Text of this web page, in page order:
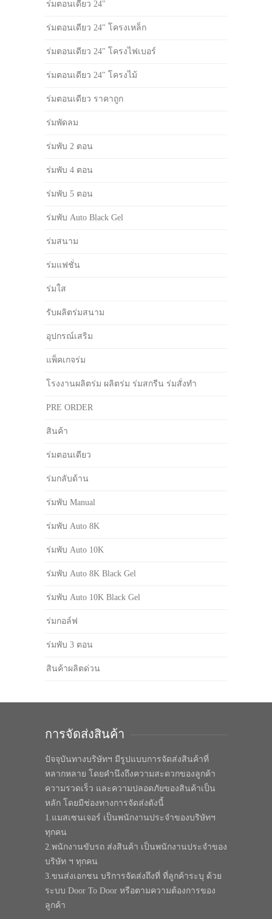
ร่มตอนเดียว 24"
ร่มตอนเดียว 24" โครงเหล็ก
ร่มตอนเดียว 24" โครงไฟเบอร์
ร่มตอนเดียว 24" โครงไม้
ร่มตอนเดียว ราคาถูก
ร่มพัดลม
ร่มพับ 2 ตอน
ร่มพับ 4 ตอน
ร่มพับ 5 ตอน
ร่มพับ Auto Black Gel
ร่มสนาม
ร่มแฟชั่น
ร่มใส
รับผลิตร่มสนาม
อุปกรณ์เสริม
แพ็คเกจร่ม
โรงงานผลิตร่ม ผลิตร่ม ร่มสกรีน ร่มสั่งทำ
PRE ORDER
สินค้า
ร่มตอนเดียว
ร่มกลับด้าน
ร่มพับ Manual
ร่มพับ Auto 8K
ร่มพับ Auto 10K
ร่มพับ Auto 8K Black Gel
ร่มพับ Auto 10K Black Gel
ร่มกอล์ฟ
ร่มพับ 3 ตอน
สินค้าผลิตด่วน
การจัดส่งสินค้า
ปัจจุบันทางบริษัทฯ มีรูปแบบการจัดส่งสินค้าที่
หลากหลาย โดยคำนึงถึงความสะดวกของลูกค้า
ความรวดเร็ว และความปลอดภัยของสินค้าเป็น
หลัก โดยมีช่องทางการจัดส่งดังนี้
1.แมสเซนเจอร์ เป็นพนักงานประจำของบริษัทฯ
ทุกคน
2.พนักงานขับรถ ส่งสินค้า เป็นพนักงานประจำของ
บริษัท ฯ ทุกคน
3.ขนส่งเอกชน บริการจัดส่งถึงที่ ที่ลูกค้าระบุ ด้วย
ระบบ Door To Door หรือตามความต้องการของ
ลูกค้า